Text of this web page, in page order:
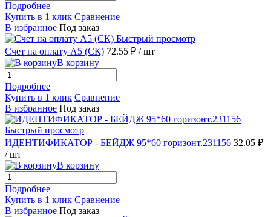
Подробнее
Купить в 1 клик Сравнение
В избранное Под заказ
Быстрый просмотр
Счет на оплату А5 (СК) 72.55 ₽ / шт
В корзину
Подробнее
Купить в 1 клик Сравнение
В избранное Под заказ
Быстрый просмотр
ИДЕНТИФИКАТОР - БЕЙДЖ 95*60 горизонт.231156 32.05 ₽
/ шт
В корзину
Подробнее
Купить в 1 клик Сравнение
В избранное Под заказ